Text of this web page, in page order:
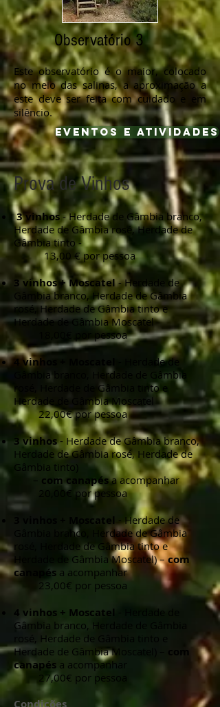
Observatório 3
Este observatório é o maior, colocado
no meio das salinas, a aproximação a
este deve ser feita com cuidado e em
silêncio.
Eventos e Atividades
Prova de Vinhos
3 vinhos- Herdade de Gâmbia branco,
Herdade de Gâmbia rosé, Herdade de
Gâmbia tinto -
13,00 €por pessoa
3 vinhos + Moscatel- Herdade de
Gâmbia branco, Herdade de Gâmbia
rosé, Herdade de Gâmbia tinto e
Herdade de Gâmbia Moscatel
18,00€ por pessoa
4 vinhos + Moscatel
- Herdade de
Gâmbia branco, Herdade de Gâmbia
rosé, Herdade de Gâmbia tinto e
Herdade de Gâmbia Moscatel
22,00€ por pessoa
3 vinhos- Herdade de Gâmbia branco,
Herdade de Gâmbia rosé, Herdade de
Gâmbia tinto)
– com canapésa acompanhar
20,00€ por pessoa
3 vinhos + Moscatel - Herdade de
Gâmbia branco, Herdade de Gâmbia
rosé, Herdade de Gâmbia tinto e
Herdade de Gâmbia Moscatel) –com
canapés a acompanhar
23,00€ por pessoa
4 vinhos + Moscatel
- Herdade de
Gâmbia branco, Herdade de Gâmbia
rosé, Herdade de Gâmbia tinto e
Herdade de Gâmbia Moscatel) –
com
canapés a acompanhar
27,00€ por pessoa
Condições​